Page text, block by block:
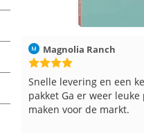
Hilde uit Loyers
Reeds meerdere keren
en breinaalden besteld,
tevreden over de service.